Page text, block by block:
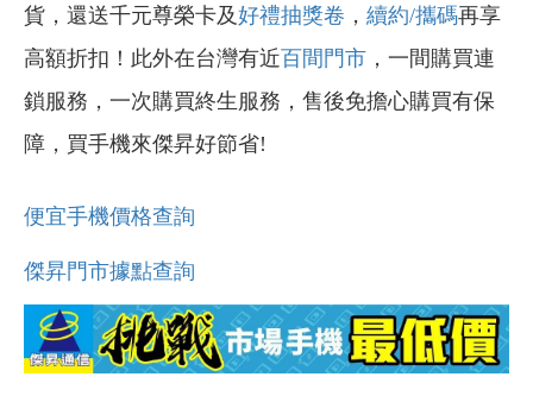
貨，還送千元尊榮卡及好禮抽獎卷 ， 續約/攜碼再享
高額折扣！此外在台灣有近百間門市 ，一間購買連
鎖服務，一次購買終生服務，售後免擔心購買有保
障，買手機來傑昇好節省!
便宜手機價格查詢
傑昇門市據點查詢